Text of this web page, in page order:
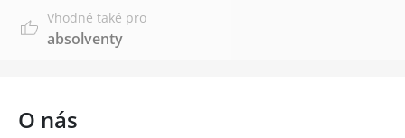
Vhodné také pro
absolventy
O nás